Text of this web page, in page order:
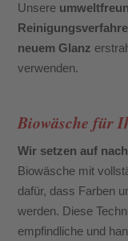
Unsere
neuem Glanz
verwenden.
Biowäsche für
Wir setzen auf
Biowäsche mit
dafür, dass Farben
werden. Diese
empfindliche und